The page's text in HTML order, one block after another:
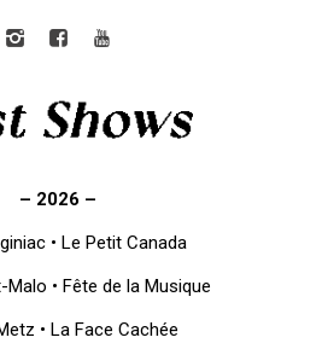
– 2026 –
• Le Petit Canada
Malo • Fête de la Musique
• La Face Cachée